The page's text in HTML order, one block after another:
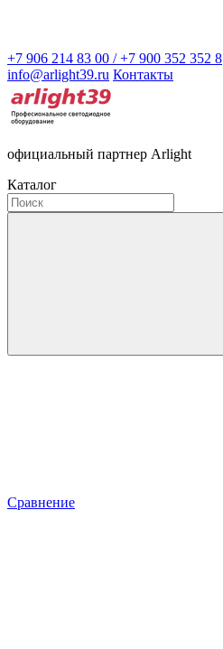
+7 906 214 83 00 / +7 900 352 352 8
info@arlight39.ru Контакты
официальный партнер Arlight
Каталог
Сравнение